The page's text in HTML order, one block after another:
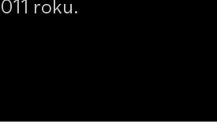
roku.